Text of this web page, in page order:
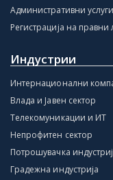
Административни услуги
Регистрација на
Индустрии
Интернационални
Влада и Јавен сектор
Телекомуникации и ИТ
Непрофитен сектор
Потрошувачка
Градежна индустрија